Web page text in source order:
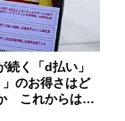
続く「d払い」
」のお得さはど
これからは